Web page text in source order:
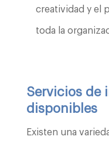
creatividad y el
toda la
Servicios de
disponibles
Existen una